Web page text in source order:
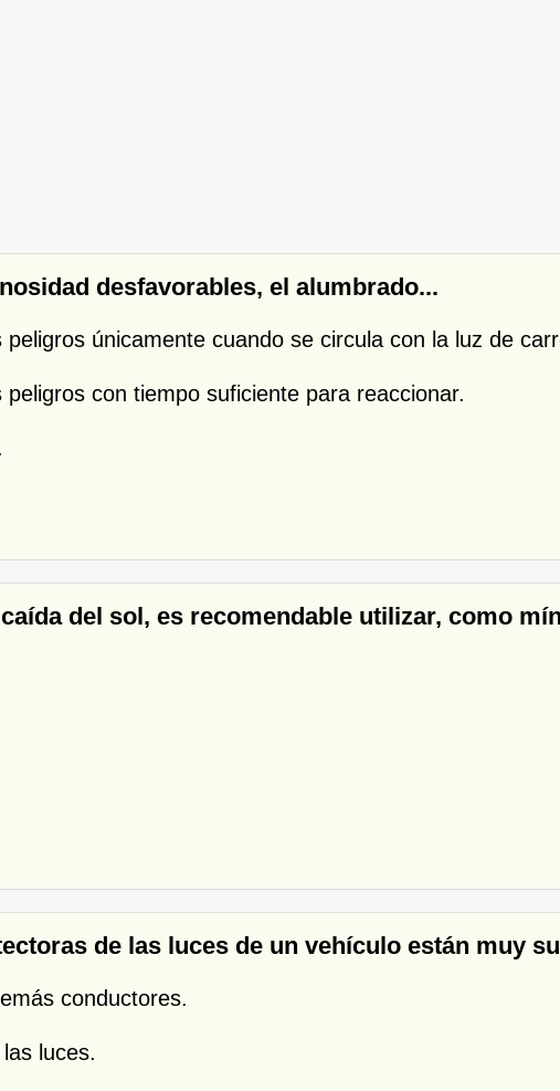
desfavorables, el alumbrado...
únicamente cuando se circula con la luz de
con tiempo suficiente para reaccionar.
del sol, es recomendable utilizar, como
de las luces de un vehículo están muy
conductores.
luces.